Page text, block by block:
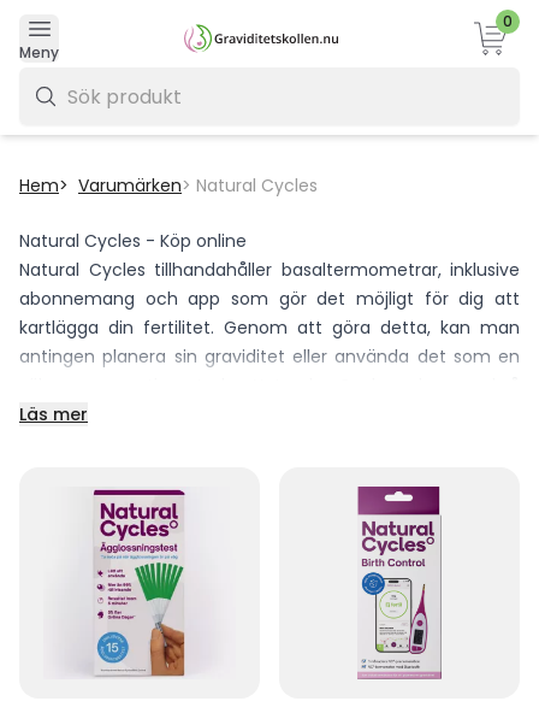
Meny
0
Hem Varumärken Natural Cycles
Natural Cycles - Köp online
Natural Cycles tillhandahåller basaltermometrar, inklusive
abonnemang och app som gör det möjligt för dig att
kartlägga din fertilitet. Genom att göra detta, kan man
antingen planera sin graviditet eller använda det som en
graviditetstest & ägglossningstest med hög säkerhet.
Läs mer